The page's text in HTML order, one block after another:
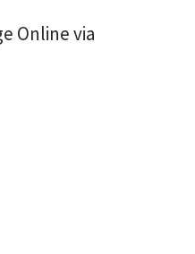
Online via